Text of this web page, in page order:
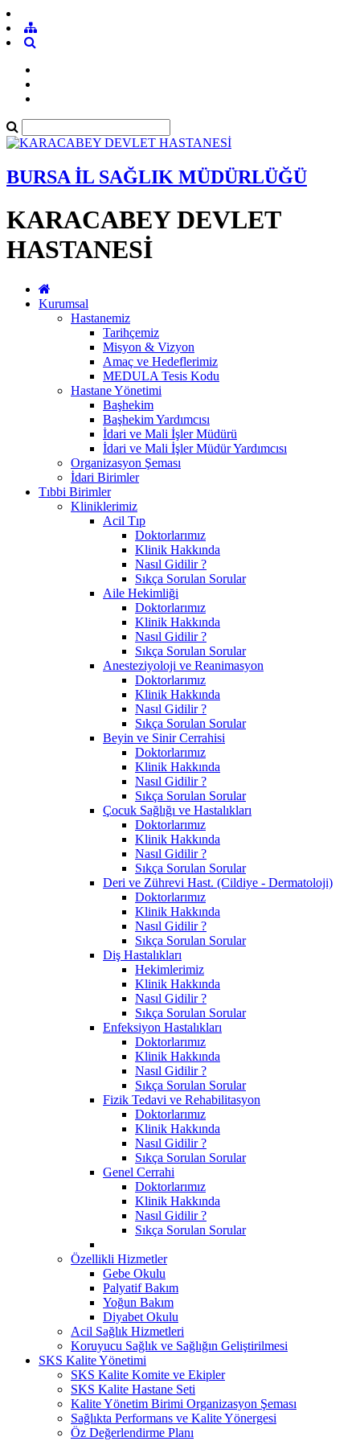
BURSA İL SAĞLIK MÜDÜRLÜĞÜ
KARACABEY DEVLET
HASTANESİ
Kurumsal
Hastanemiz
Tarihçemiz
Misyon & Vizyon
Amaç ve Hedeflerimiz
MEDULA Tesis Kodu
Hastane Yönetimi
Başhekim
Başhekim Yardımcısı
İdari ve Mali İşler Müdürü
İdari ve Mali İşler Müdür Yardımcısı
Organizasyon Şeması
İdari Birimler
Tıbbi Birimler
Kliniklerimiz
Acil Tıp
Doktorlarımız
Klinik Hakkında
Nasıl Gidilir ?
Sıkça Sorulan Sorular
Aile Hekimliği
Doktorlarımız
Klinik Hakkında
Nasıl Gidilir ?
Sıkça Sorulan Sorular
Anesteziyoloji ve Reanimasyon
Doktorlarımız
Klinik Hakkında
Nasıl Gidilir ?
Sıkça Sorulan Sorular
Beyin ve Sinir Cerrahisi
Doktorlarımız
Klinik Hakkında
Nasıl Gidilir ?
Sıkça Sorulan Sorular
Çocuk Sağlığı ve Hastalıkları
Doktorlarımız
Klinik Hakkında
Nasıl Gidilir ?
Sıkça Sorulan Sorular
Deri ve Zührevi Hast. (Cildiye - Dermatoloji)
Doktorlarımız
Klinik Hakkında
Nasıl Gidilir ?
Sıkça Sorulan Sorular
Diş Hastalıkları
Hekimlerimiz
Klinik Hakkında
Nasıl Gidilir ?
Sıkça Sorulan Sorular
Enfeksiyon Hastalıkları
Doktorlarımız
Klinik Hakkında
Nasıl Gidilir ?
Sıkça Sorulan Sorular
Fizik Tedavi ve Rehabilitasyon
Doktorlarımız
Klinik Hakkında
Nasıl Gidilir ?
Sıkça Sorulan Sorular
Genel Cerrahi
Doktorlarımız
Klinik Hakkında
Nasıl Gidilir ?
Sıkça Sorulan Sorular
Özellikli Hizmetler
Gebe Okulu
Palyatif Bakım
Yoğun Bakım
Diyabet Okulu
Acil Sağlık Hizmetleri
Koruyucu Sağlık ve Sağlığın Geliştirilmesi
SKS Kalite Yönetimi
SKS Kalite Komite ve Ekipler
SKS Kalite Hastane Seti
Kalite Yönetim Birimi Organizasyon Şeması
Sağlıkta Performans ve Kalite Yönergesi
Öz Değerlendirme Planı